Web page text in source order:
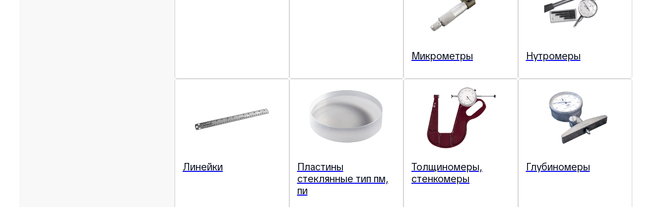
Микрометры Нутромеры
Линейки
Пластины
стеклянные тип пм,
пи
Толщиномеры,
стенкомеры
Глубиномеры